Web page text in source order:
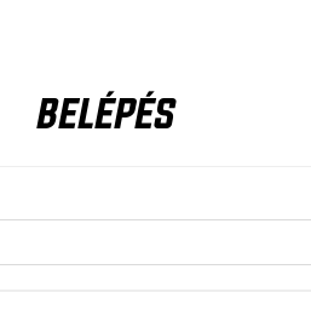
BELÉPÉS